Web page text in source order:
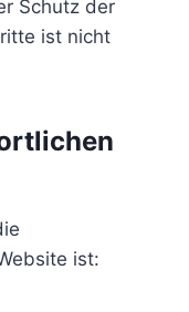
Schutz der
ist nicht
ist: